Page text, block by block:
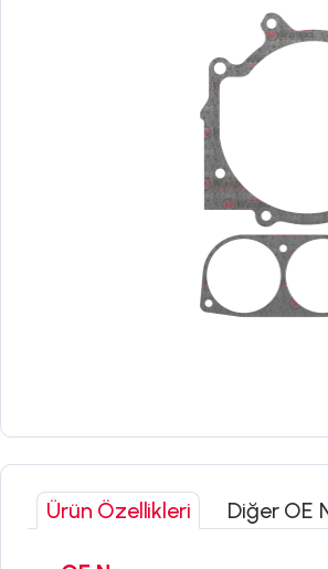
Ürün Özellikleri Diğer OE